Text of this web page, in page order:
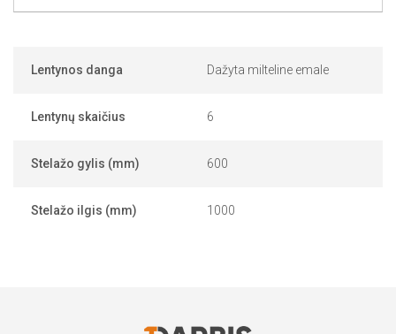
Lentynos danga Dažyta milteline emale
Lentynų skaičius 6
Stelažo gylis (mm) 600
Stelažo ilgis (mm) 1000